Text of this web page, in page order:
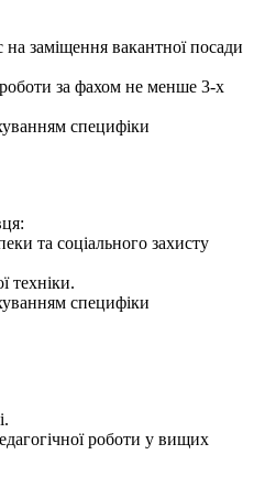
на заміщення вакантної посади
роботи за фахом не менше 3-х
специфіки
та соціального захисту
техніки.
специфіки
роботи у вищих